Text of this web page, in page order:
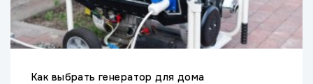
Как выбрать генератор для дома